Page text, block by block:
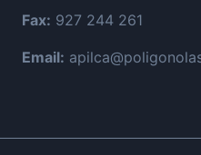
Fax: 927 244 261
Email: